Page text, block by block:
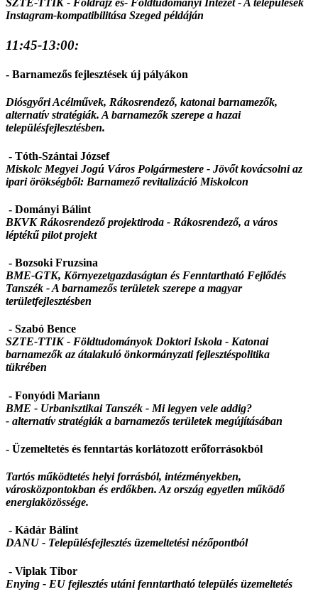
SZTE-TTIK - Földrajz és- Földtudományi Intézet - A települések
Instagram-kompatibilitása Szeged példáján
11:45-13:00:
- Barnamezős fejlesztések új pályákon
Diósgyőri Acélművek, Rákosrendező, katonai barnamezők,
alternatív stratégiák. A barnamezők szerepe a hazai
településfejlesztésben.
- Tóth-Szántai József
Miskolc Megyei Jogú Város Polgármestere - Jövőt kovácsolni az
ipari örökségből: Barnamező revitalizáció Miskolcon
- Dományi Bálint
BKVK Rákosrendező projektiroda - Rákosrendező, a város
léptékű pilot projekt
- Bozsoki Fruzsina
BME-GTK, Környezetgazdaságtan és Fenntartható Fejlődés
Tanszék - A barnamezős területek szerepe a magyar
területfejlesztésben
- Szabó Bence
SZTE-TTIK - Földtudományok Doktori Iskola - Katonai
barnamezők az átalakuló önkormányzati fejlesztéspolitika
tükrében
- Fonyódi Mariann
BME - Urbanisztikai Tanszék - Mi legyen vele addig?
- alternatív stratégiák a barnamezős területek megújításában
- Üzemeltetés és fenntartás korlátozott erőforrásokból
Tartós működtetés helyi forrásból, intézményekben,
városközpontokban és erdőkben. Az ország egyetlen működő
energiaközössége.
- Kádár Bálint
DANU - Településfejlesztés üzemeltetési nézőpontból
- Viplak Tibor
Enying - EU fejlesztés utáni fenntartható település üzemeltetés